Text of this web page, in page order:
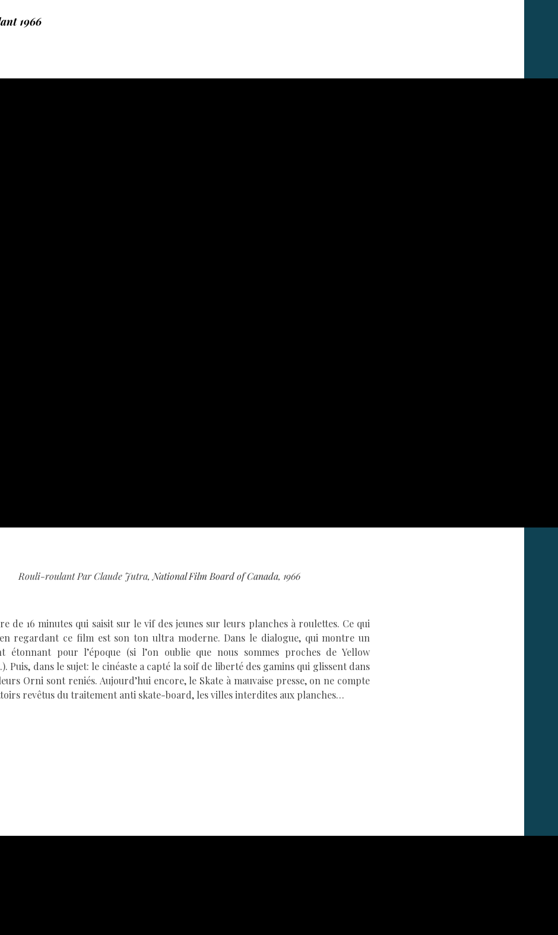
1966
Rouli-roulant Par Claude Jutra, National Film Board of Canada, 1966
de 16 minutes qui saisit sur le vif des jeunes sur leurs planches à roulettes. Ce qui
regardant ce film est son ton ultra moderne. Dans le dialogue, qui montre un
étonnant pour l’époque (si l’on oublie que nous sommes proches de Yellow
Puis, dans le sujet: le cinéaste a capté la soif de liberté des gamins qui glissent dans
Orni sont reniés. Aujourd’hui encore, le Skate à mauvaise presse, on ne compte
revêtus du traitement anti skate-board, les villes interdites aux planches…